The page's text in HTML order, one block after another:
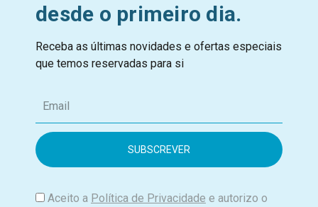
desde o primeiro dia.
Receba as últimas novidades e ofertas especiais
que temos reservadas para si
m
i
Aceito a Política de Privacidade e autorizo o